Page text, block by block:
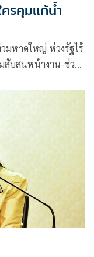
ครคุมแก้น้ำ
หาดใหญ่ ห่วงรัฐไร้
สับสนหน้างาน-ช่วย